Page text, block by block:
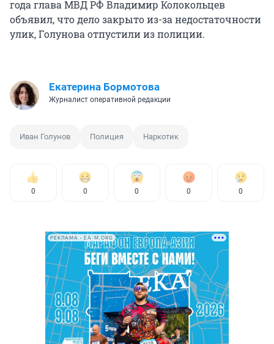
года глава МВД РФ Владимир Колокольцев
объявил, что дело закрыто из-за недостаточности
улик, Голунова отпустили из полиции.
Екатерина Бормотова
Журналист оперативной редакции
Иван Голунов Полиция Наркотик
0 0 0 0 0
РЕКЛАМА • EA-M.ORG